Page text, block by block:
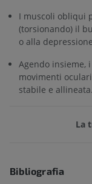
I muscoli obliqui
(torsionando) il
o alla
Agendo insieme, i
movimenti
stabile e allineata.
La
Bibliografia